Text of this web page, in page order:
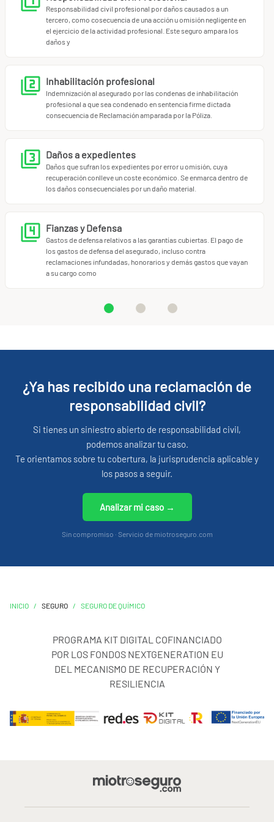
Experiencia y especialización en seguros de
responsabilidad civil profesional para quimicos.
Atención personalizada: correduría independiente que
compara varias compañías para ofrecerte la mejor opción.
Proceso 100% online: calcula tu prima y contrata en
pocos minutos, sin complicaciones.
Asesoramiento experto en el91 898 10 18o por correo a
info@miotroseguro.com.
No dejes tu tranquilidad al azar. Protege tu profesión y
asegura tu futuro con un seguro de responsabilidad civil
para quimicos que realmente te respalda.Calcula tu prima
y descubre cómo podemos ayudarte a ejercer con
total confianza.
Responsabilidad civil profesional por daños causados a un
tercero, como cosecuencia de una acción u omisión negligente en
el ejercicio de la actividad profesional. Este seguro ampara los
daños y
Inhabilitación profesional
Indemnización al asegurado por las condenas de inhabilitación
profesional a que sea condenado en sentencia firme dictada
consecuencia de Reclamación amparada por la Póliza.
Daños a expedientes
Daños que sufran los expedientes por error u omisión, cuya
recuperación conlleve un coste económico. Se enmarca dentro de
los daños consecuenciales por un daño material.
Fianzas y Defensa
Gastos de defensa relativos a las garantías cubiertas. El pago de
los gastos de defensa del asegurado, incluso contra
reclamaciones infundadas, honorarios y demás gastos que vayan
a su cargo como
¿Ya has recibido una reclamación de
responsabilidad civil?
Si tienes un siniestro abierto de responsabilidad civil,
podemos analizar tu caso.
Te orientamos sobre tu cobertura, la jurisprudencia aplicable y
los pasos a seguir.
Analizar mi caso →
Sin compromiso · Servicio de miotroseguro.com
INICIO / SEGURO / SEGURO DE QUÍMICO
PROGRAMA KIT DIGITAL COFINANCIADO
POR LOS FONDOS NEXTGENERATION EU
DEL MECANISMO DE RECUPERACIÓN Y
RESILIENCIA